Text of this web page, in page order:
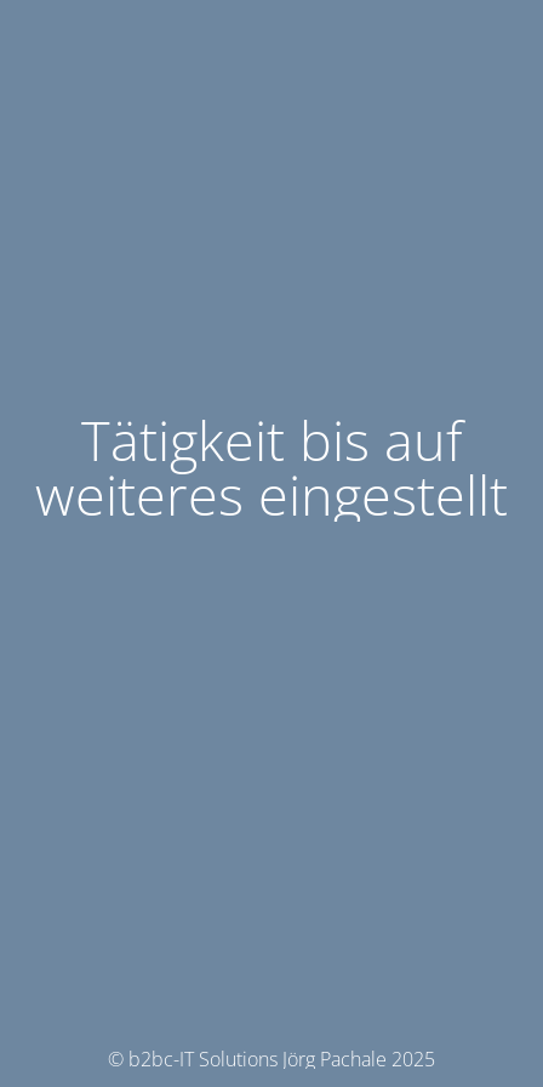
Tätigkeit bis auf
weiteres eingestellt
© b2bc-IT Solutions Jörg Pachale 2025